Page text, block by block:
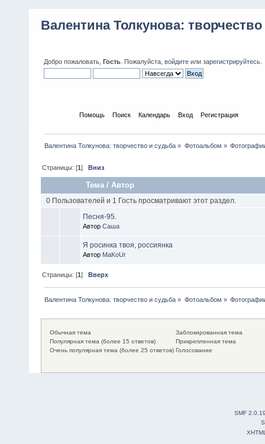
Валентина Толкунова:
Добро пожаловать, Гость . Пожалуйста, войдите или зарегистрируйтесь
Помощь Поиск Календарь Вход Регистрация
Валентина Толкунова: творчество и судьба » Фотоальбом »
Страницы: [1]Вниз
Тема / Автор
0 Пользователей и 1 Гость просматривают этот раздел.
Песня-95.
Автор Саша
Я росинка твоя, россиянка
Автор MaKoUr
Страницы: [1]Вверх
Валентина Толкунова: творчество и судьба » Фотоальбом »
Обычная тема
Популярная тема (более 15 ответов)
Очень популярная тема (более 25 ответов)
Заблокированная тема
Прикрепленная тема
Голосование
SMF